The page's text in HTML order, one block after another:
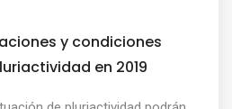
y condiciones
en 2019